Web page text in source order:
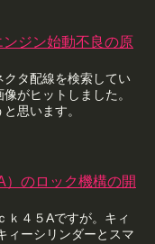
ンジン始動不良の原
タ配線を検索してい
がヒットしました。
思います。
）のロック機構の開
ｋ４５Aですが。キィ
ィーシリンダーとスマ